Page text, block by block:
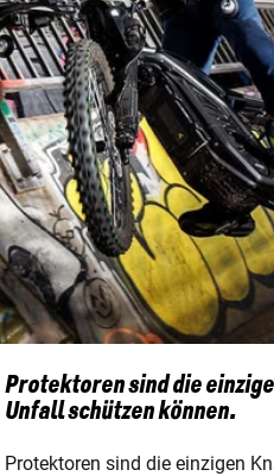
Protektoren sind die
Unfall schützen können.
Protektoren sind die einzigen